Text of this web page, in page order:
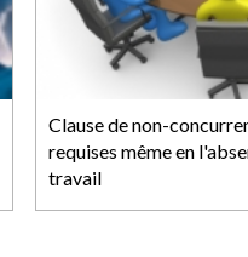
Clause de non-
requises même en
travail